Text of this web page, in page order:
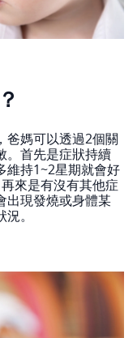
爸媽可以透過2個關
。首先是症狀持續
維持1~2星期就會好
來是有沒有其他症
出現發燒或身體某
。